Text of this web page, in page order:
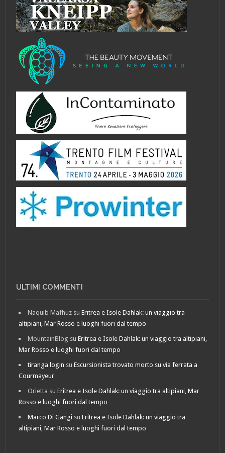
ULTIMI COMMENTI
Naquib Mafhuz suEritrea e Isole Dahlak: un viaggio tra
altipiani, Mar Rosso e luoghi fuori dal tempo
MountainBlog suEritrea e Isole Dahlak: un viaggio tra altipiani,
Mar Rosso e luoghi fuori dal tempo
tiranga login suEscursionista trovato morto su via ferrata a
Courmayeur
Orietta suEritrea e Isole Dahlak: un viaggio tra altipiani, Mar
Rosso e luoghi fuori dal tempo
Marco Di Gangi suEritrea e Isole Dahlak: un viaggio tra
altipiani, Mar Rosso e luoghi fuori dal tempo